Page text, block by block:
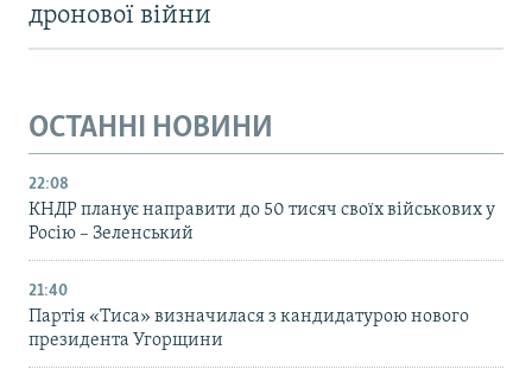
дронової війни
ОСТАННІ НОВИНИ
22:08
КНДР планує направити до 50 тисяч своїх військових у
Росію – Зеленський
21:40
Партія «Тиса» визначилася з кандидатурою нового
президента Угорщини